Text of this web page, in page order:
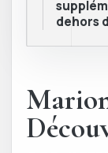
dehors